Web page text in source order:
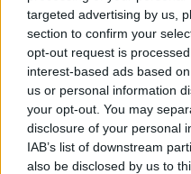
targeted advertising by us,
section to confirm your
opt-out request is
interest-based ads based
us or personal information
your opt-out. You may
disclosure of your personal
IAB’s list of downstream
also be disclosed by us to
Hasznos
Impresszum
Szerzői jogok
Adatvédelmi
Cookie-kezelési